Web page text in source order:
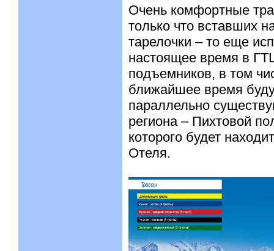
Очень комфортные
только что вставших
тарелочки – то еще
настоящее время в
подъемников, в том
ближайшее время
параллельно
региона – Пихтовой
которого будет
Отеля.